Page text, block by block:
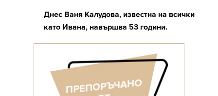
Днес Ваня Калудова, известна на всички
като Ивана, навършва 53 години.